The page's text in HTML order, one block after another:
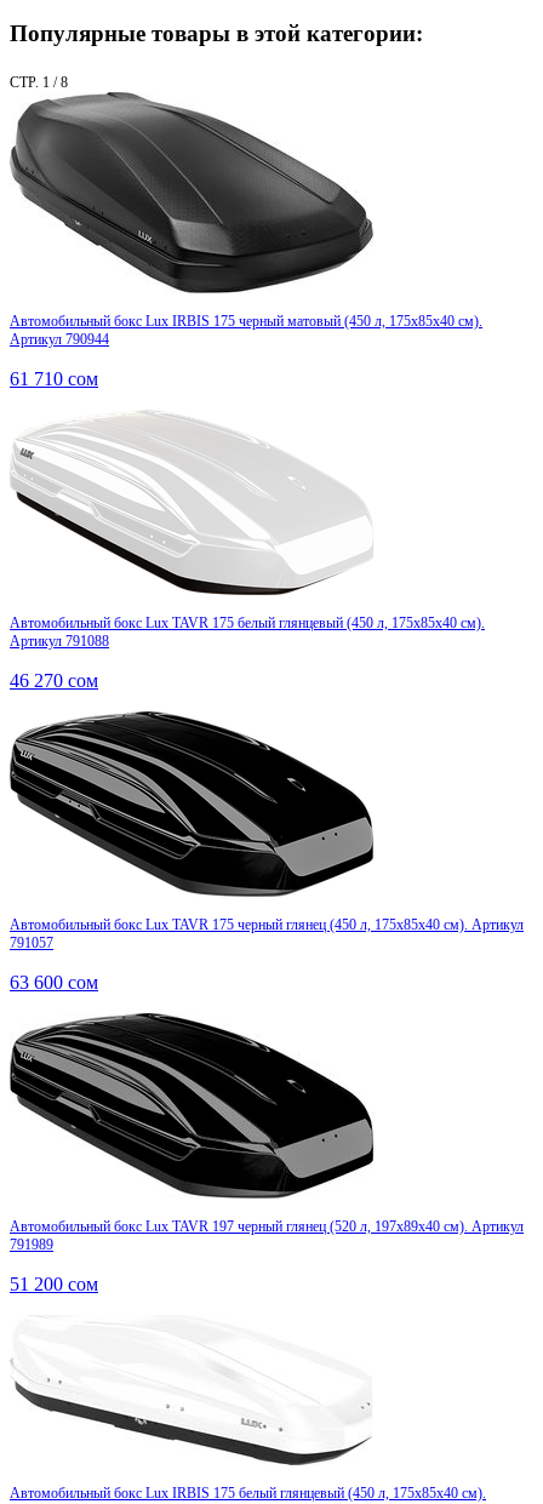
Популярные товары в этой категории:
СТР. 1 / 8
Автомобильный бокс Lux IRBIS 175 черный матовый (450 л, 175х85х40 см).
Артикул 790944
61 710 сом
Автомобильный бокс Lux TAVR 175 белый глянцевый (450 л, 175х85х40 см).
Артикул 791088
46 270 сом
Автомобильный бокс Lux TAVR 175 черный глянец (450 л, 175х85х40 см). Артикул
791057
63 600 сом
Автомобильный бокс Lux TAVR 197 черный глянец (520 л, 197х89х40 см). Артикул
791989
51 200 сом
Автомобильный бокс Lux IRBIS 175 белый глянцевый (450 л, 175х85х40 см).